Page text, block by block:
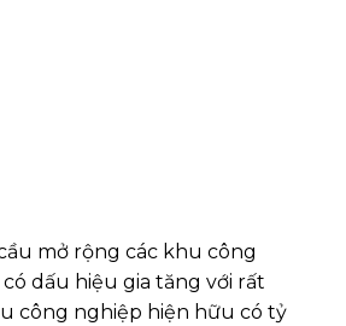
mở rộng các khu công
dấu hiệu gia tăng với rất
công nghiệp hiện hữu có tỷ